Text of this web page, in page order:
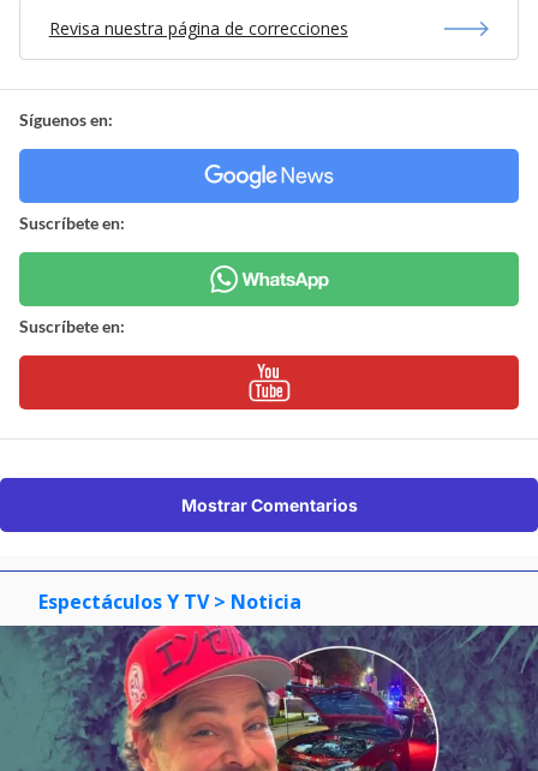
Revisa nuestra página de correcciones
Síguenos en:
Suscríbete en:
Suscríbete en:
Mostrar Comentarios
Espectáculos Y TV > Noticia